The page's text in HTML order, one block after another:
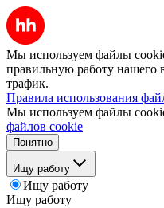
Мы используем файлы
правильную работу нашего
трафик.
Правила использования
Мы используем файлы
файлов cookie
Понятно
Ищу работу
Ищу работу
Ищу работу